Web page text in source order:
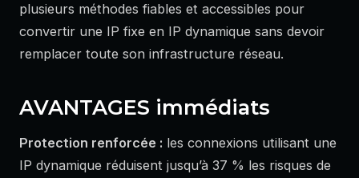
plusieurs méthodes fiables et accessibles pour
convertir une IP fixe en IP dynamique sans devoir
remplacer toute son infrastructure réseau.
AVANTAGES immédiats
Protection renforcée : les connexions utilisant une
IP dynamique réduisent jusqu’à 37 % les risques de